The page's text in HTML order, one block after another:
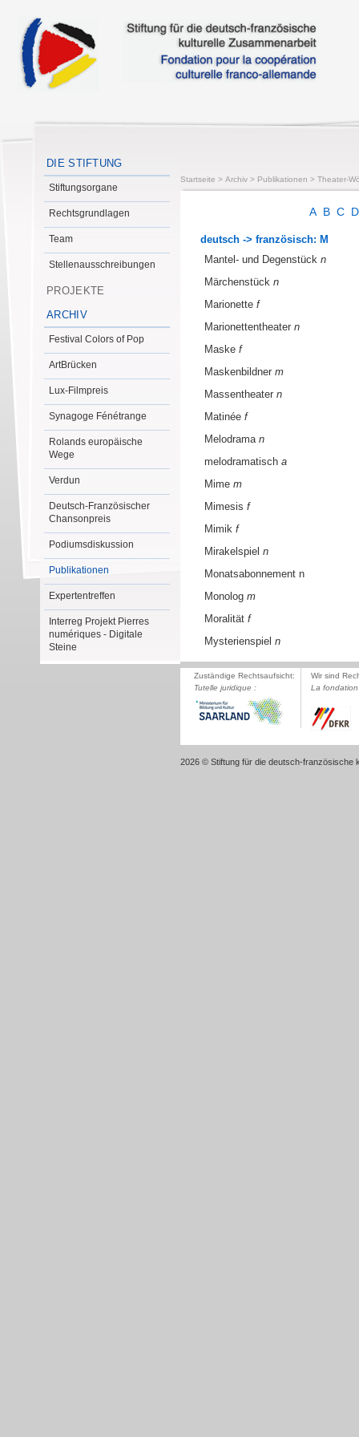
DIE STIFTUNG
Stiftungsorgane
Rechtsgrundlagen
Team
Stellenausschreibungen
PROJEKTE
ARCHIV
Festival Colors of Pop
ArtBrücken
Lux-Filmpreis
Synagoge Fénétrange
Rolands europäische
Wege
Verdun
Deutsch-Französischer
Chansonpreis
Podiumsdiskussion
Publikationen
Expertentreffen
Interreg Projekt Pierres
numériques - Digitale
Steine
Startseite > Archiv > Publikationen > Theater-
A B C
deutsch -> französisch: M
Mantel- und Degenstück n
Märchenstück n
Marionette f
Marionettentheater n
Maske f
Maskenbildner m
Massentheater n
Matinée f
Melodrama n
melodramatisch a
Mime m
Mimesis f
Mimik f
Mirakelspiel n
Monatsabonnement n
Monolog m
Moralität f
Mysterienspiel n
Zuständige Rechtsaufsicht:
Tutelle juridique :
Wir sind
La
2026 © Stiftung für die deutsch-französische